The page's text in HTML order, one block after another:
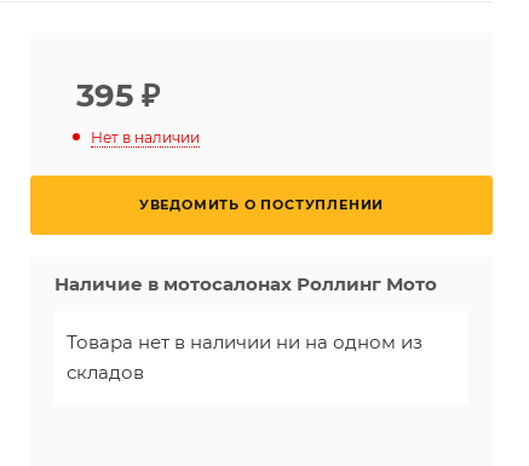
395 ₽
Нет в наличии
УВЕДОМИТЬ О ПОСТУПЛЕНИИ
Наличие в мотосалонах Роллинг Мото
Товара нет в наличии ни на одном из
складов